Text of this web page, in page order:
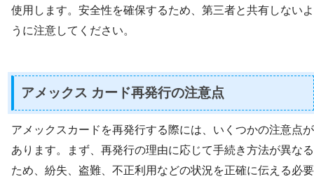
使用します。安全性を確保するため、第三者と共有しないよ
うに注意してください。
アメックス カード再発行の注意点
アメックスカードを再発行する際には、いくつかの注意点が
あります。まず、再発行の理由に応じて手続き方法が異なる
ため、紛失、盗難、不正利用などの状況を正確に伝える必要